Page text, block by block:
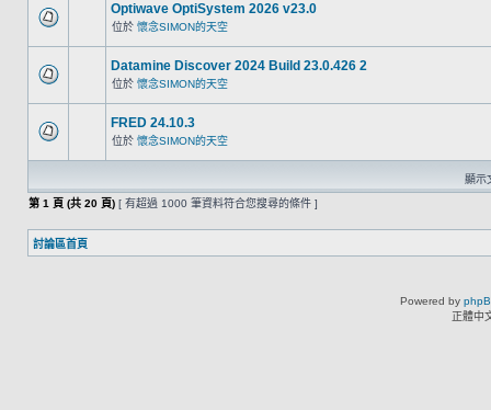
Optiwave OptiSystem 2026 v23.0
位於 懷念SIMON的天空
Datamine Discover 2024 Build 23.0.426 2
位於 懷念SIMON的天空
FRED 24.10.3
位於 懷念SIMON的天空
顯示
第 1 頁 (共 20 頁) [ 有超過 1000 筆資料符合您搜尋的條件 ]
討論區首頁
Powered by
正體中